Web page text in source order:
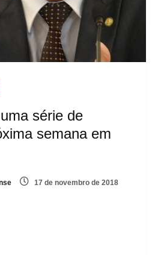
série de
semana em
17 de novembro de 2018